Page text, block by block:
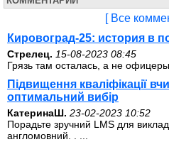
[ Все
Кировоград-25: история в
Стрелец. 15-08-2023 08:45
Грязь там осталась, а не
Підвищення кваліфікації
оптимальний вибір
КатеринаШ. 23-02-2023 10:52
Порадьте зручний LMS для
англомовний. . ...